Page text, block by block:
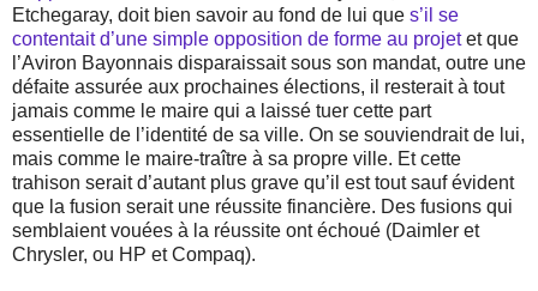
Etchegaray, doit bien savoir au fond de lui que s’il se
contentait d’une simple opposition de forme au projetet que
l’Aviron Bayonnais disparaissait sous son mandat, outre une
défaite assurée aux prochaines élections, il resterait à tout
jamais comme le maire qui a laissé tuer cette part
essentielle de l’identité de sa ville. On se souviendrait de lui,
mais comme le maire-traître à sa propre ville. Et cette
trahison serait d’autant plus grave qu’il est tout sauf évident
que la fusion serait une réussite financière. Des fusions qui
semblaient vouées à la réussite ont échoué (Daimler et
Chrysler, ou HP et Compaq).